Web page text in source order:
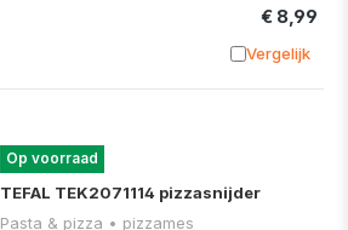
€ 8,99
Vergelijk
Op voorraad
TEFAL TEK2071114 pizzasnijder
Pasta & pizza • pizzames